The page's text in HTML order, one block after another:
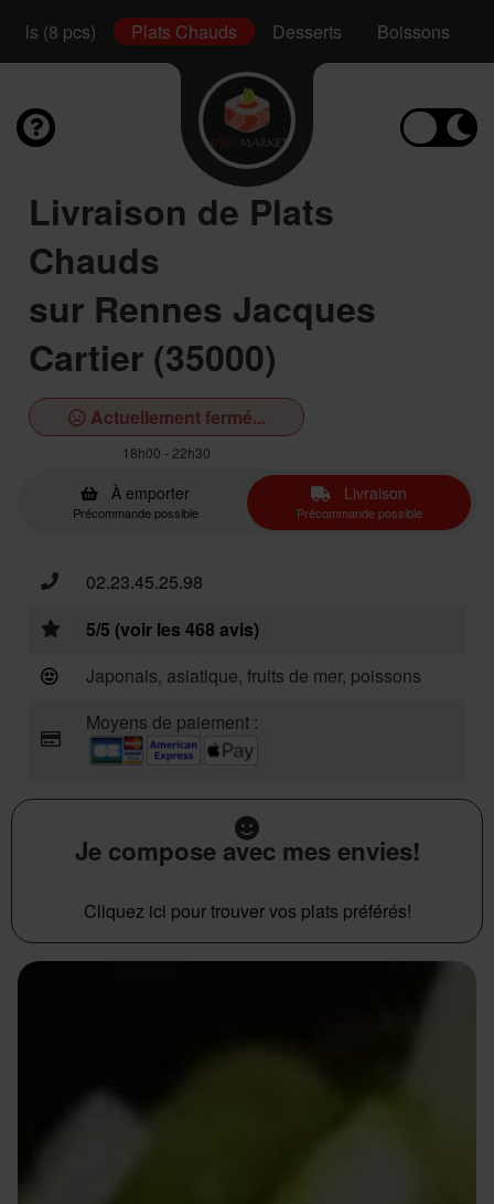
(8 pcs) Plats Chauds Desserts Boissons
Livraison de Plats
Chauds
sur Rennes Jacques
Cartier (35000)
Actuellement fermé...
18h00 - 22h30
À emporter
Précommande possible
Livraison
Précommande possible
02.23.45.25.98
5/5 (voir les 468 avis)
Japonais, asiatique, fruits de mer, poissons
Moyens de paiement :
Je compose avec mes envies!
Cliquez ici pour trouver vos plats préférés!